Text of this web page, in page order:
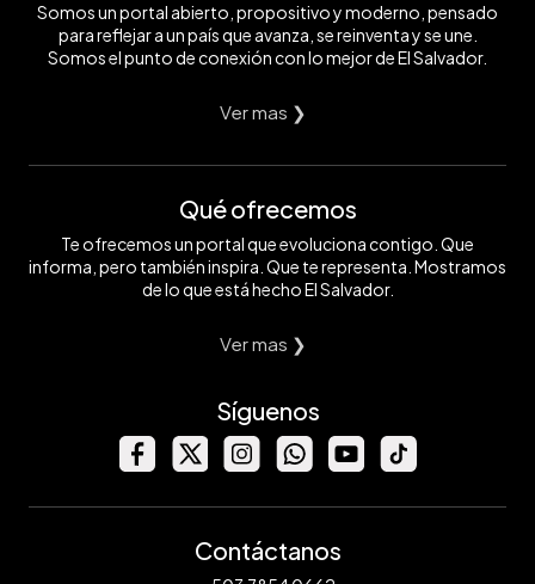
Somos un portal abierto, propositivo y moderno, pensado
para reflejar a un país que avanza, se reinventa y se une.
Somos el punto de conexión con lo mejor de El Salvador.
Ver mas ❯
Qué ofrecemos
Te ofrecemos un portal que evoluciona contigo. Que
informa, pero también inspira. Que te representa. Mostramos
de lo que está hecho El Salvador.
Ver mas ❯
Síguenos
Contáctanos